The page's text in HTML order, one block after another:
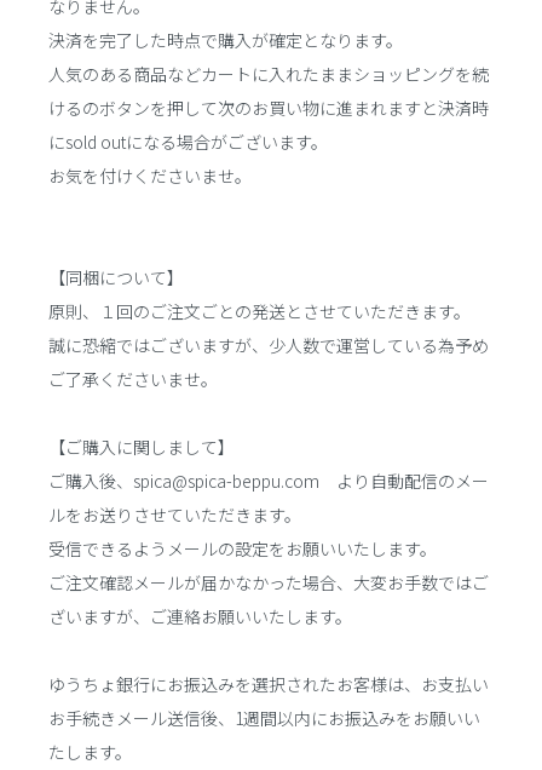
なりません。
決済を完了した時点で購入が確定となります。
人気のある商品などカートに入れたままショッピングを続
けるのボタンを押して次のお買い物に進まれますと決済時
にsold outになる場合がございます。
お気を付けくださいませ。
【同梱について】
原則、１回のご注文ごとの発送とさせていただきます。
誠に恐縮ではございますが、少人数で運営している為予め
ご了承くださいませ。
【ご購入に関しまして】
ご購入後、spica@spica-beppu.com より自動配信のメー
ルをお送りさせていただきます。
受信できるようメールの設定をお願いいたします。
ご注文確認メールが届かなかった場合、大変お手数ではご
ざいますが、ご連絡お願いいたします。
ゆうちょ銀行にお振込みを選択されたお客様は、お支払い
お手続きメール送信後、1週間以内にお振込みをお願いい
たします。